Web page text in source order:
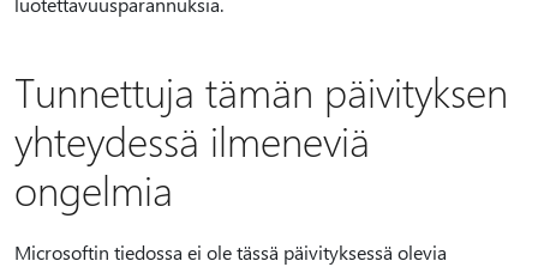
Tunnettuja tämän päivityksen
yhteydessä ilmeneviä
ongelmia
Microsoftin tiedossa ei ole tässä päivityksessä olevia